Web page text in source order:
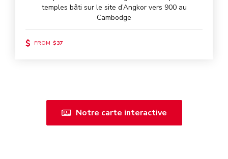
temples bâti sur le site d’Angkor vers 900 au
Cambodge
FROM $37
Notre carte interactive